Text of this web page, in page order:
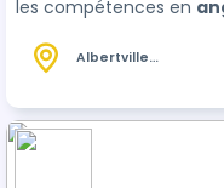
les compétences en
entreprise, à l'écrit
Albertville